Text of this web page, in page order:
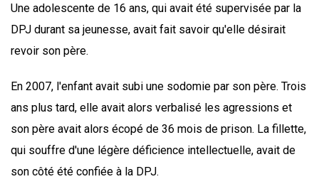
Une adolescente de 16 ans, qui avait été supervisée par la
DPJ durant sa jeunesse, avait fait savoir qu'elle désirait
revoir son père.
En 2007, l'enfant avait subi une sodomie par son père. Trois
ans plus tard, elle avait alors verbalisé les agressions et
son père avait alors écopé de 36 mois de prison. La fillette,
qui souffre d'une légère déficience intellectuelle, avait de
son côté été confiée à la DPJ.